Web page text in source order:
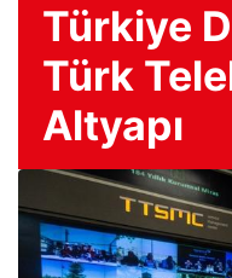
Türkiye
Türk
Altyapı